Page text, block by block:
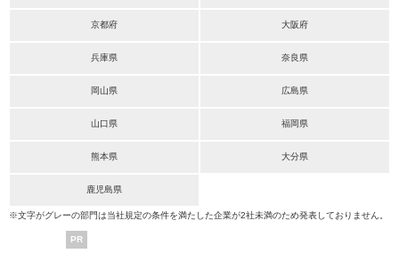
京都府 大阪府
兵庫県 奈良県
岡山県 広島県
山口県 福岡県
熊本県 大分県
鹿児島県
※文字がグレーの部門は当社規定の条件を満たした企業が2社未満のため発表しておりません。
PR